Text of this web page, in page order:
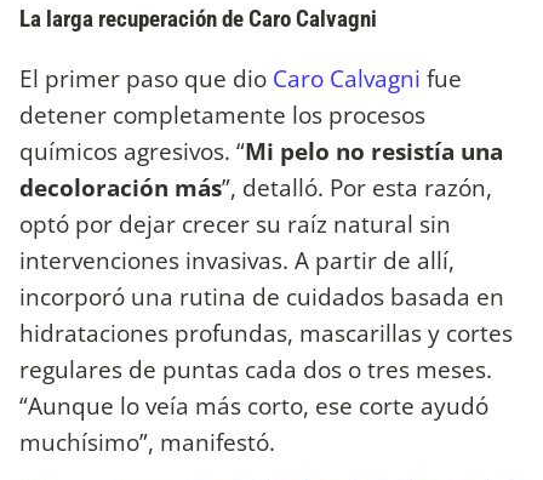
La larga recuperación de Caro Calvagni
El primer paso que dio Caro Calvagni fue
detener completamente los procesos
químicos agresivos. “Mi pelo no resistía una
decoloración más”, detalló. Por esta razón,
optó por dejar crecer su raíz natural sin
intervenciones invasivas. A partir de allí,
incorporó una rutina de cuidados basada en
hidrataciones profundas, mascarillas y cortes
regulares de puntas cada dos o tres meses.
“Aunque lo veía más corto, ese corte ayudó
muchísimo”, manifestó.